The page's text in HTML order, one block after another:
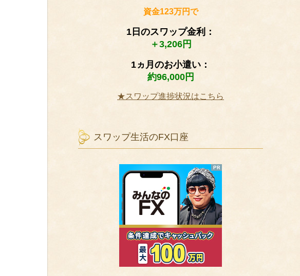
資金123万円で
1日のスワップ金利：
＋3,206円
1ヵ月のお小遣い：
約96,000円
★スワップ進捗状況はこちら
スワップ生活のFX口座